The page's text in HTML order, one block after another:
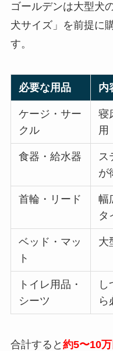
ゴールデンは大型犬
犬サイズ」を前提に
す。
必要な用品 内
ケージ・サー
クル
寝
用
食器・給水器
ス
が
首輪・リード
幅
タ
ベッド・マッ
ト
大
トイレ用品・
シーツ
し
ら
合計すると 約5〜10